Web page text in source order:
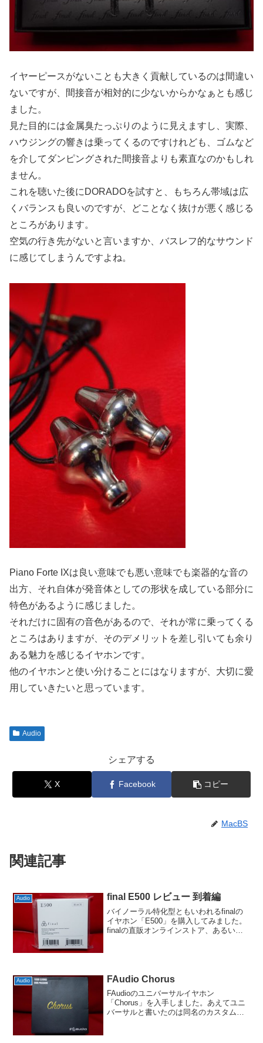
イヤーピースがないことも大きく貢献しているのは間違い
ないですが、間接音が相対的に少ないからかなぁとも感じ
ました。
見た目的には金属臭たっぷりのように見えますし、実際、
ハウジングの響きは乗ってくるのですけれども、ゴムなど
を介してダンピングされた間接音よりも素直なのかもしれ
ません。
これを聴いた後にDORADOを試すと、もちろん帯域は広
くバランスも良いのですが、どことなく抜けが悪く感じる
ところがあります。
空気の行き先がないと言いますか、バスレフ的なサウンド
に感じてしまうんですよね。
Piano Forte IXは良い意味でも悪い意味でも楽器的な音の
出方、それ自体が発音体としての形状を成している部分に
特色があるように感じました。
それだけに固有の音色があるので、それが常に乗ってくる
ところはありますが、そのデメリットを差し引いても余り
ある魅力を感じるイヤホンです。
他のイヤホンと使い分けることにはなりますが、大切に愛
用していきたいと思っています。
Audio
シェアする
X Facebook コピー
MacBS
関連記事
Audio final E500 レビュー 到着編
バイノーラル特化型ともいわれるfinalの
イヤホン「E500」を購入してみました。
finalの直販オンラインストア、あるいは
Audio FAudio Chorus
FAudioのユニバーサルイヤホン
「Chorus」を入手しました。あえてユニ
バーサルと書いたのは同名のカスタム